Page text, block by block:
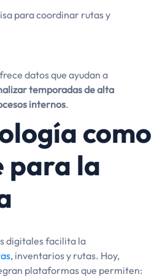
para coordinar rutas y
datos que ayudan a
temporadas de alta
internos.
como
para la
digitales facilita la
, inventarios y rutas. Hoy,
plataformas que permiten: